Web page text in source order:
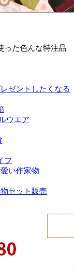
った色んな特注品
ゼントしたくなる
ウエア
フ
い作家物
セット販売